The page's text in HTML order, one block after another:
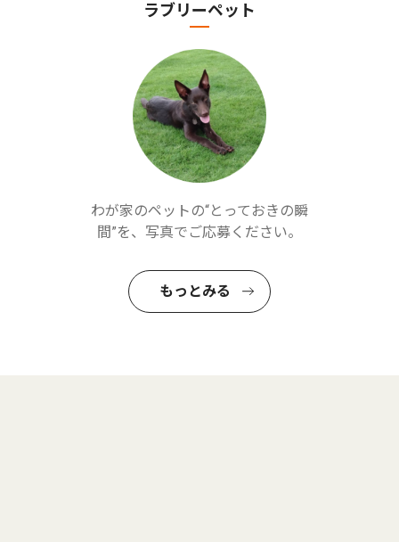
ラブリーペット
わが家のペットの“とっておきの瞬
間”を、写真でご応募ください。
もっとみる